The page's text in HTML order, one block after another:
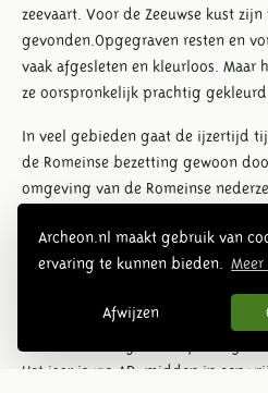
Archeon.nl maakt gebruik van
ervaring te kunnen bieden.
Meer
Afwijzen
zeevaart. Voor de Zeeuwse kust
gevonden.Opgegraven resten en
vaak afgesleten en kleurloos. Maar
ze oorspronkelijk prachtig gekleurd
In veel gebieden gaat de ijzertijd
de Romeinse bezetting gewoon
omgeving van de Romeinse
dragen kleding naar de Romeinse
die geïnspireerd zijn op de
nemen ze allerlei gewoontes over.
dan ook veel rijkdom gebracht. In
Het jaar is 150 AD, midden in een